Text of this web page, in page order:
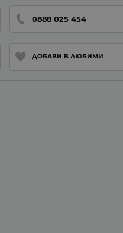
0888 025 454
ДОБАВИ В ЛЮБИМИ